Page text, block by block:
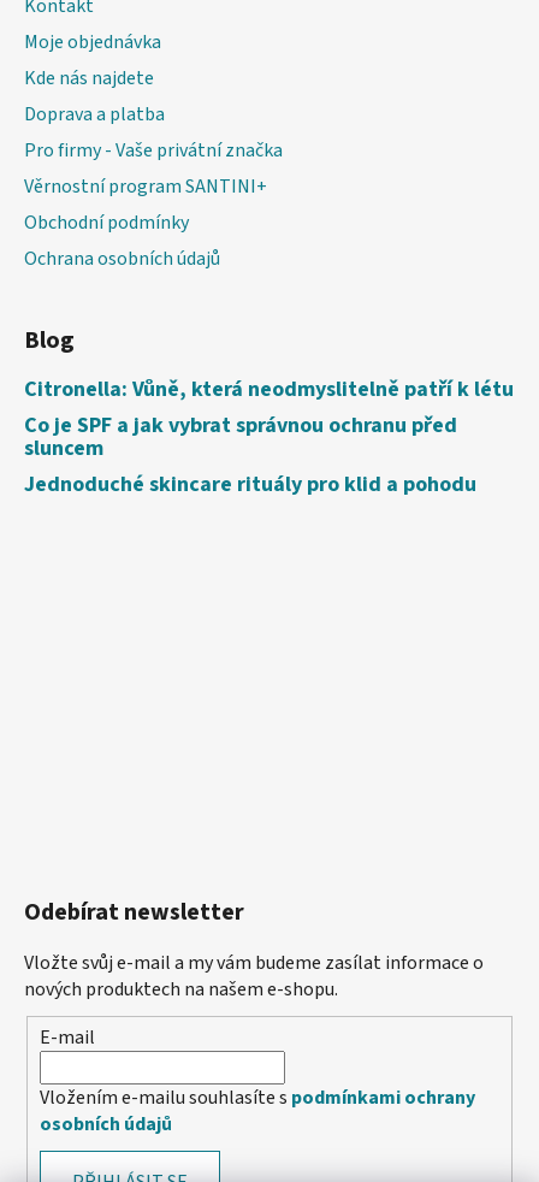
Kontakt
Moje objednávka
Kde nás najdete
Doprava a platba
Pro firmy - Vaše privátní značka
Věrnostní program SANTINI+
Obchodní podmínky
Ochrana osobních údajů
Blog
Citronella: Vůně, která neodmyslitelně patří k létu
Co je SPF a jak vybrat správnou ochranu před
sluncem
Jednoduché skincare rituály pro klid a pohodu
Odebírat newsletter
Vložte svůj e-mail a my vám budeme zasílat informace o
nových produktech na našem e-shopu.
E-mail
Vložením e-mailu souhlasíte s podmínkami ochrany
osobních údajů